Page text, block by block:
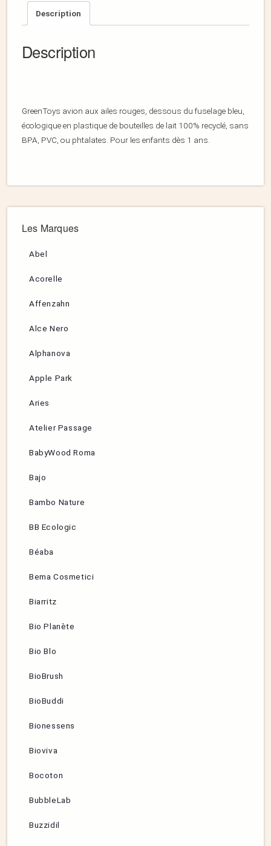
Description
Description
GreenToys avion aux ailes rouges, dessous du fuselage bleu,
écologique en plastique de bouteilles de lait 100% recyclé, sans
BPA, PVC, ou phtalates. Pour les enfants dès 1 ans.
Les Marques
Abel
Acorelle
Affenzahn
Alce Nero
Alphanova
Apple Park
Aries
Atelier Passage
BabyWood Roma
Bajo
Bambo Nature
BB Ecologic
Béaba
Bema Cosmetici
Biarritz
Bio Planète
Bio Blo
BioBrush
BioBuddi
Bionessens
Bioviva
Bocoton
BubbleLab
Buzzidil